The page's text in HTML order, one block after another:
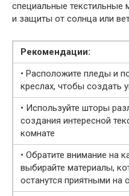
специальные текстильные
и защиты от солнца или
Рекомендации:
• Расположите пледы и
креслах, чтобы создать
• Используйте шторы
создания интересной
комнате
• Обратите внимание на
выбирайте материалы,
останутся приятными на